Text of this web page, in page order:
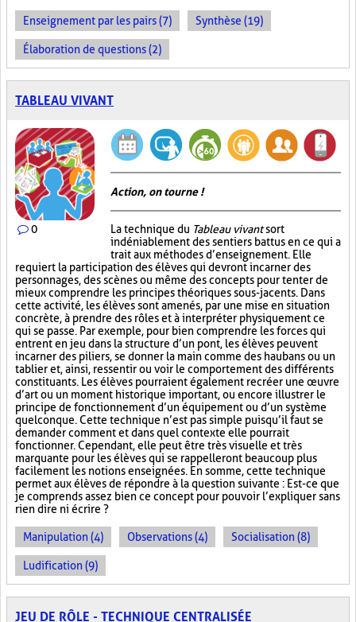
Enseignement par les pairs (7) Synthèse (19)
Élaboration de questions (2)
TABLEAU VIVANT
0
Action, on tourne !
La technique du Tableau vivantsort
indéniablement des sentiers battus en ce qui a
trait aux méthodes d’enseignement. Elle
requiert la participation des élèves qui devront incarner des
personnages, des scènes ou même des concepts pour tenter de
mieux comprendre les principes théoriques sous-jacents. Dans
cette activité, les élèves sont amenés, par une mise en situation
concrète, à prendre des rôles et à interpréter physiquement ce
qui se passe. Par exemple, pour bien comprendre les forces qui
entrent en jeu dans la structure d’un pont, les élèves peuvent
incarner des piliers, se donner la main comme des haubans ou un
tablier et, ainsi, ressentir ou voir le comportement des différents
constituants. Les élèves pourraient également recréer une œuvre
d’art ou un moment historique important, ou encore illustrer le
principe de fonctionnement d’un équipement ou d’un système
quelconque. Cette technique n’est pas simple puisqu’il faut se
demander comment et dans quel contexte elle pourrait
fonctionner. Cependant, elle peut être très visuelle et très
marquante pour les élèves qui se rappelleront beaucoup plus
facilement les notions enseignées. En somme, cette technique
permet aux élèves de répondre à la question suivante : Est-ce que
je comprends assez bien ce concept pour pouvoir l’expliquer sans
rien dire ni écrire ?
Manipulation (4) Observations (4) Socialisation (8)
Ludification (9)
JEU DE RÔLE - TECHNIQUE CENTRALISÉE